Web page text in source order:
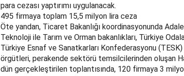
para cezası yaptırımı uygulanacak.
495 firmaya toplam 15,5 milyon lira ceza
Öte yandan, Ticaret Bakanlığı koordinasyonunda
Teknoloji ile Tarım ve Orman bakanlıkları, Türkiye
Türkiye Esnaf ve Sanatkarları Konfederasyonu
örgütleri, perakende sektörü temsilcilerinden oluşan
dün gerçekleştirilen toplantısında, 120 firmaya 3